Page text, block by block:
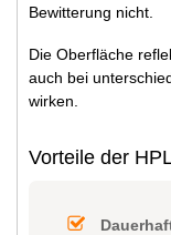
Bewitterung nicht.
Die Oberfläche
auch bei
wirken.
Vorteile der